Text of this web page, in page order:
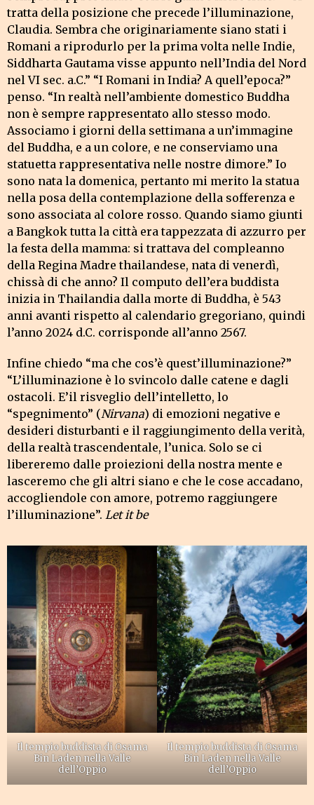
tratta della posizione che precede l’illuminazione,
Claudia. Sembra che originariamente siano stati i
Romani a riprodurlo per la prima volta nelle Indie,
Siddharta Gautama visse appunto nell’India del Nord
nel VI sec. a.C.” “I Romani in India? A quell’epoca?”
penso. “In realtà nell’ambiente domestico Buddha
non è sempre rappresentato allo stesso modo.
Associamo i giorni della settimana a un’immagine
del Buddha, e a un colore, e ne conserviamo una
statuetta rappresentativa nelle nostre dimore.” Io
sono nata la domenica, pertanto mi merito la statua
nella posa della contemplazione della sofferenza e
sono associata al colore rosso. Quando siamo giunti
a Bangkok tutta la città era tappezzata di azzurro per
la festa della mamma: si trattava del compleanno
della Regina Madre thailandese, nata di venerdì,
chissà di che anno? Il computo dell’era buddista
inizia in Thailandia dalla morte di Buddha, è 543
anni avanti rispetto al calendario gregoriano, quindi
l’anno 2024 d.C. corrisponde all’anno 2567.
Infine chiedo “ma che cos’è quest’illuminazione?”
“L’illuminazione è lo svincolo dalle catene e dagli
ostacoli. E’il risveglio dell’intelletto, lo
“spegnimento” (Nirvana) di emozioni negative e
desideri disturbanti e il raggiungimento della verità,
della realtà trascendentale, l’unica. Solo se ci
libereremo dalle proiezioni della nostra mente e
lasceremo che gli altri siano e che le cose accadano,
accogliendole con amore, potremo raggiungere
l’illuminazione”. Let it be
Il tempio buddista di Osama
Bin Laden nella Valle
dell’Oppio
Il tempio buddista di Osama
Bin Laden nella Valle
dell’Oppio